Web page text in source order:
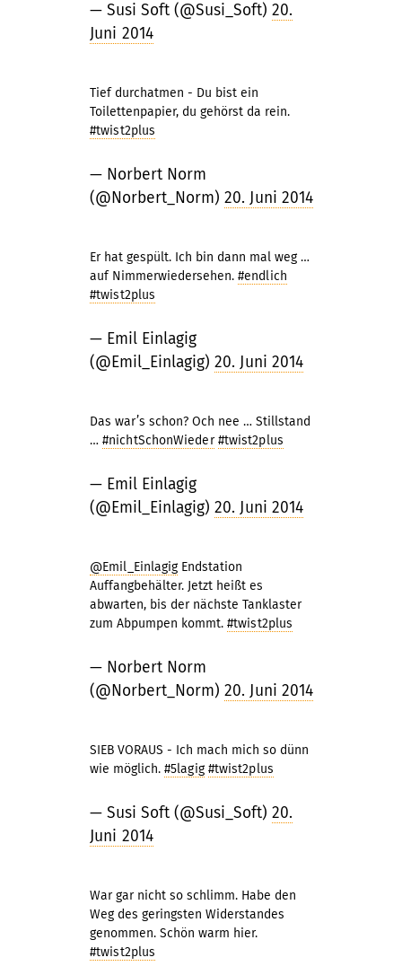
— Susi Soft (@Susi_Soft) 20.
Juni 2014
Tief durchatmen - Du bist ein
Toilettenpapier, du gehörst da rein.
#twist2plus
— Norbert Norm
(@Norbert_Norm) 20. Juni 2014
Er hat gespült. Ich bin dann mal weg …
auf Nimmerwiedersehen. #endlich
#twist2plus
— Emil Einlagig
(@Emil_Einlagig) 20. Juni 2014
Das war’s schon? Och nee … Stillstand
… #nichtSchonWieder #twist2plus
— Emil Einlagig
(@Emil_Einlagig) 20. Juni 2014
@Emil_Einlagig Endstation
Auffangbehälter. Jetzt heißt es
abwarten, bis der nächste Tanklaster
zum Abpumpen kommt. #twist2plus
— Norbert Norm
(@Norbert_Norm) 20. Juni 2014
SIEB VORAUS - Ich mach mich so dünn
wie möglich. #5lagig #twist2plus
— Susi Soft (@Susi_Soft) 20.
Juni 2014
War gar nicht so schlimm. Habe den
Weg des geringsten Widerstandes
genommen. Schön warm hier.
#twist2plus